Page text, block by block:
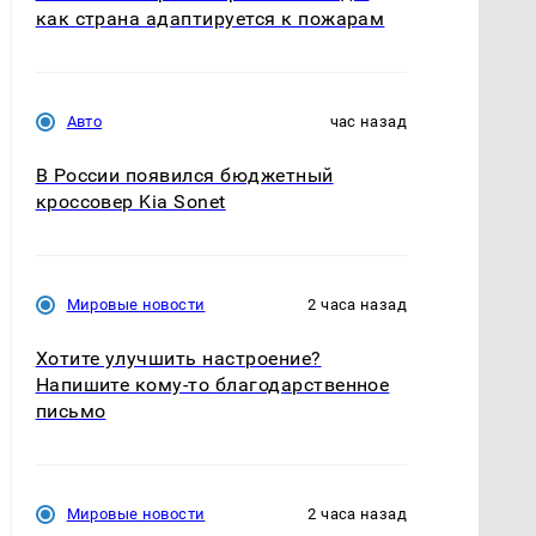
как страна адаптируется к пожарам
Авто час назад
В России появился бюджетный
кроссовер Kia Sonet
Мировые новости 2 часа назад
Хотите улучшить настроение?
Напишите кому-то благодарственное
письмо
Мировые новости 2 часа назад